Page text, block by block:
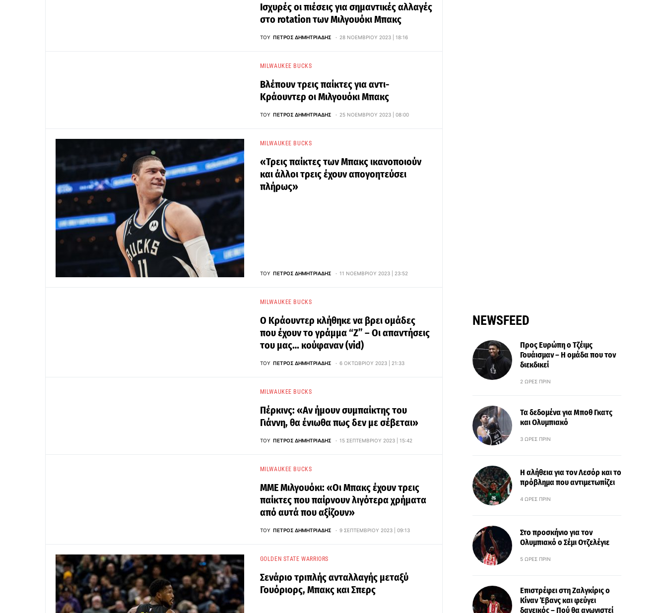
Ισχυρές οι πιέσεις για σημαντικές αλλαγές
στο rotation των Μιλγουόκι Μπακς
ΤΟΥ ΠΈΤΡΟΣ ΔΗΜΗΤΡΙΆΔΗΣ 28 ΝΟΕΜΒΡΊΟΥ 2023 | 18:16
MILWAUKEE BUCKS
Βλέπουν τρεις παίκτες για αντι-
Κράουντερ οι Μιλγουόκι Μπακς
ΤΟΥ ΠΈΤΡΟΣ ΔΗΜΗΤΡΙΆΔΗΣ 25 ΝΟΕΜΒΡΊΟΥ 2023 | 08:00
MILWAUKEE BUCKS
«Τρεις παίκτες των Μπακς ικανοποιούν
και άλλοι τρεις έχουν απογοητεύσει
πλήρως»
ΤΟΥ ΠΈΤΡΟΣ ΔΗΜΗΤΡΙΆΔΗΣ 11 ΝΟΕΜΒΡΊΟΥ 2023 | 23:52
MILWAUKEE BUCKS
Ο Κράουντερ κλήθηκε να βρει ομάδες
που έχουν το γράμμα “Ζ” – Οι απαντήσεις
του μας… κούφαναν (vid)
ΤΟΥ ΠΈΤΡΟΣ ΔΗΜΗΤΡΙΆΔΗΣ 6 ΟΚΤΩΒΡΊΟΥ 2023 | 21:33
MILWAUKEE BUCKS
Πέρκινς: «Αν ήμουν συμπαίκτης του
Γιάννη, θα ένιωθα πως δεν με σέβεται»
ΤΟΥ ΠΈΤΡΟΣ ΔΗΜΗΤΡΙΆΔΗΣ 15 ΣΕΠΤΕΜΒΡΊΟΥ 2023 | 15:42
MILWAUKEE BUCKS
ΜΜΕ Μιλγουόκι: «Οι Μπακς έχουν τρεις
παίκτες που παίρνουν λιγότερα χρήματα
από αυτά που αξίζουν»
ΤΟΥ ΠΈΤΡΟΣ ΔΗΜΗΤΡΙΆΔΗΣ 9 ΣΕΠΤΕΜΒΡΊΟΥ 2023 | 09:13
GOLDEN STATE WARRIORS
Σενάριο τριπλής ανταλλαγής μεταξύ
Γουόριορς, Μπακς και Σπερς
NEWSFEED
Προς Ευρώπη ο Τζέιμς
Γουάισμαν – Η ομάδα που τον
διεκδικεί
2 ΏΡΕΣ ΠΡΙΝ
Τα δεδομένα για Μποθ Γκατς
και Ολυμπιακό
3 ΏΡΕΣ ΠΡΙΝ
Η αλήθεια για τον Λεσόρ και το
πρόβλημα που αντιμετωπίζει
4 ΏΡΕΣ ΠΡΙΝ
Στο προσκήνιο για τον
Ολυμπιακό ο Σέμι Οτζελέγιε
5 ΏΡΕΣ ΠΡΙΝ
Επιστρέφει στη Ζαλγκίρις ο
Κίναν Έβανς και φεύγει
δανεικός – Πού θα αγωνιστεί